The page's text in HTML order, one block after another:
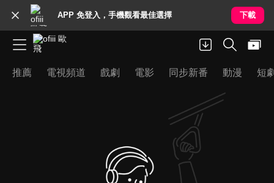
APP 免登入，手機觀看最佳選擇 下載
推薦 電視頻道 戲劇 電影 同步新番 動漫 短